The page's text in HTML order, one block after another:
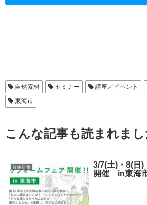
自然素材 セミナー 講座／イベント
東海市
こんな記事も読まれまし
資金計画
3/7(土)・8(日
開催 in東海